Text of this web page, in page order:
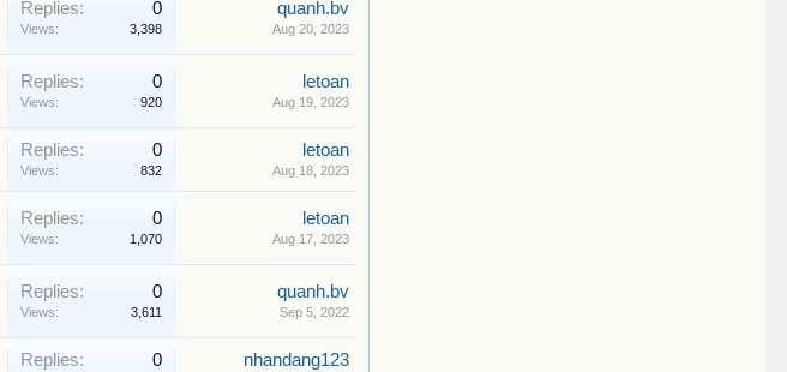
Replies: 0
Views: 3,398
quanh.bv
Aug 20, 2023
Replies: 0
Views: 920
letoan
Aug 19, 2023
Replies: 0
Views: 832
letoan
Aug 18, 2023
Replies: 0
Views: 1,070
letoan
Aug 17, 2023
Replies: 0
Views: 3,611
quanh.bv
Sep 5, 2022
Replies: 0 nhandang123